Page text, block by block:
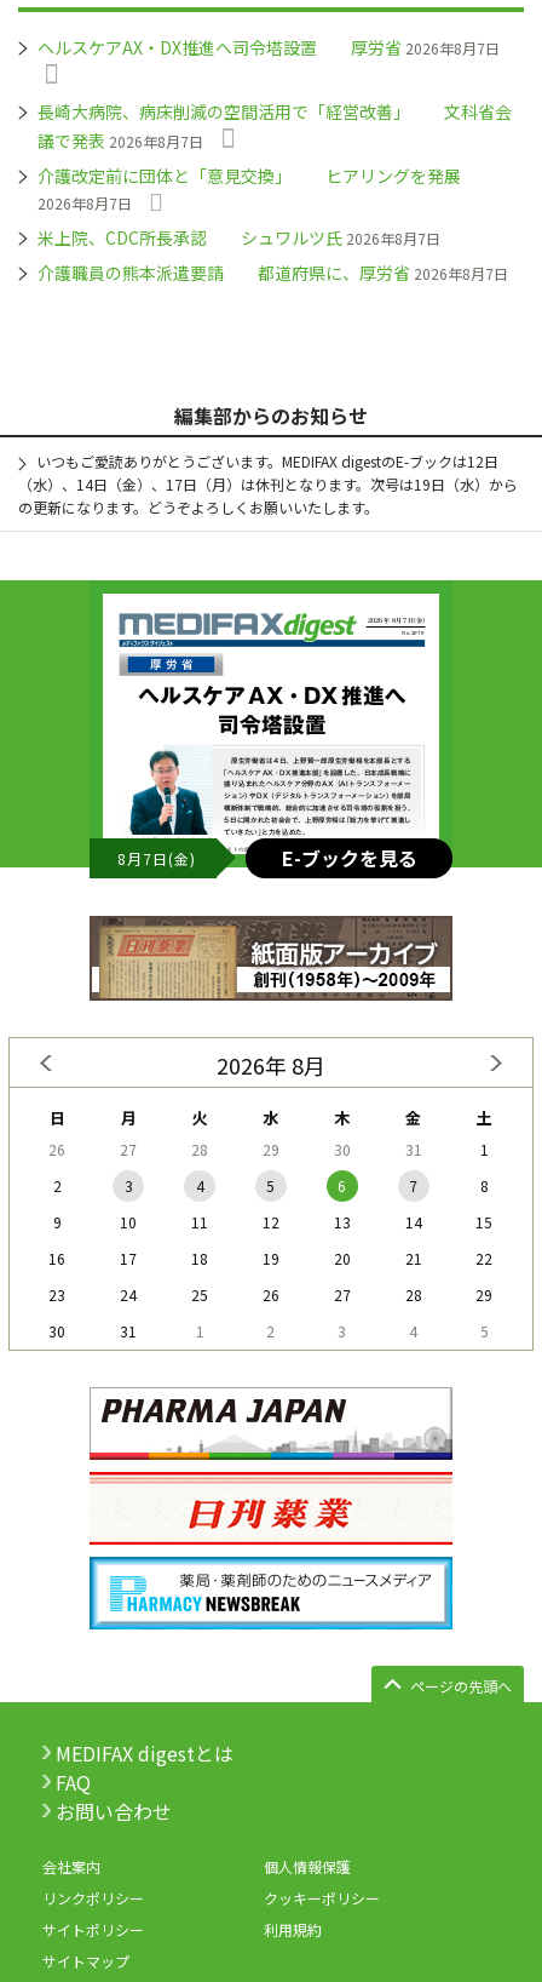
ヘルスケアAX・DX推進へ司令塔設置 厚労省 2026年8月7日
長崎大病院、病床削減の空間活用で「経営改善」 文科省会
議で発表 2026年8月7日
介護改定前に団体と「意見交換」 ヒアリングを発展
2026年8月7日
米上院、CDC所長承認 シュワルツ氏 2026年8月7日
介護職員の熊本派遣要請 都道府県に、厚労省 2026年8月7日
編集部からのお知らせ
いつもご愛読ありがとうございます。MEDIFAX digestのE-ブックは12日
（水）、14日（金）、17日（月）は休刊となります。次号は19日（水）から
の更新になります。どうぞよろしくお願いいたします。
8月7日(金) E-ブックを見る
2026年 8月
日 月 火 水 木 金 土
26 27 28 29 30 31
1
2
3 4 5 6 7
8
9
10 11 12 13 14
15
16
17 18 19 20 21
22
23
24 25 26 27 28
29
30
31 1 2 3 4 5
ページの先頭へ
MEDIFAX digestとは
FAQ
お問い合わせ
会社案内
個人情報保護
リンクポリシー
クッキーポリシー
サイトポリシー
利用規約
サイトマップ